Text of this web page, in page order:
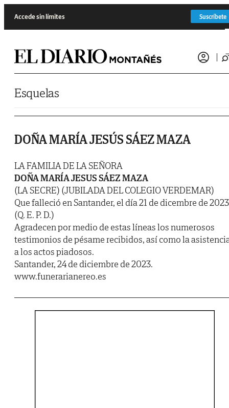
Accede sin límites Suscríbete
Esquelas
DOÑA MARÍA JESÚS SÁEZ MAZA
LA FAMILIA DE LA SEÑORA
DOÑA MARÍA JESUS SÁEZ MAZA
(LA SECRE) (JUBILADA DEL COLEGIO VERDEMAR)
Que falleció en Santander, el día 21 de dicembre de
(Q. E. P. D.)
Agradecen por medio de estas líneas los numerosos
testimonios de pésame recibidos, así como la
a los actos piadosos.
Santander, 24 de diciembre de 2023.
www.funerarianereo.es